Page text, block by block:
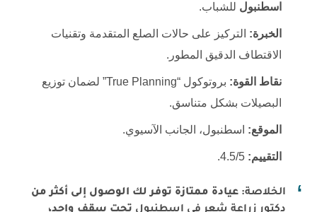
اسطنبول للشباب.
الخبرة: التركيز على حالات الصلع المتقدمة وتقنيات
الاقتطاف الدقيق المطور.
نقاط القوة:
بروتوكول “True Planning” لضمان توزيع
البصيلات بشكل متناسق.
الموقع: اسطنبول، الجانب الآسيوي.
التقييم:
الخلاصة: عيادة ممتازة توفر لك الوصول إلى أكثر من